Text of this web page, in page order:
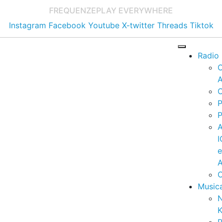
FREQUENZEPLAY EVERYWHERE
Instagram Facebook Youtube X-twitter Threads Tiktok
Radio
e